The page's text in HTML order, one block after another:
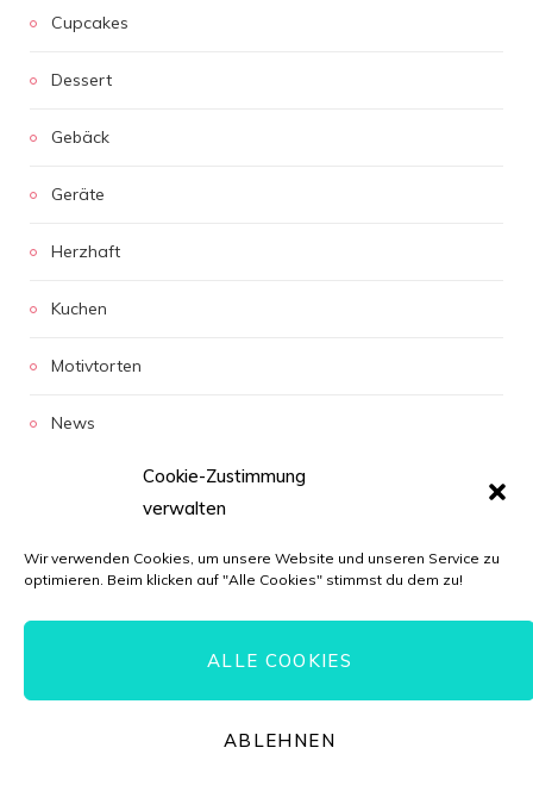
Cookie-Zustimmung
verwalten
Wir verwenden Cookies, um unsere Website und unseren Service zu
optimieren. Beim klicken auf "Alle Cookies" stimmst du dem zu!
ALLE COOKIES
ABLEHNEN
Cupcakes
Dessert
Gebäck
Geräte
Herzhaft
Kuchen
Motivtorten
News
I
P